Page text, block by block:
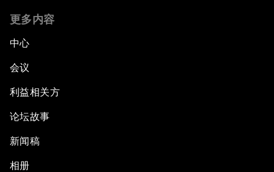
更多内容
中心
会议
利益相关方
论坛故事
新闻稿
相册